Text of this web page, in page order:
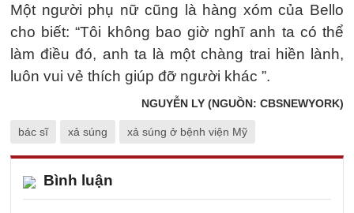
Một người phụ nữ cũng là hàng xóm của Bello
cho biết: “Tôi không bao giờ nghĩ anh ta có thể
làm điều đó, anh ta là một chàng trai hiền lành,
luôn vui vẻ thích giúp đỡ người khác ”.
NGUYỄN LY (NGUỒN: CBSNEWYORK)
bác sĩ xả súng xả súng ở bệnh viện Mỹ
Bình luận